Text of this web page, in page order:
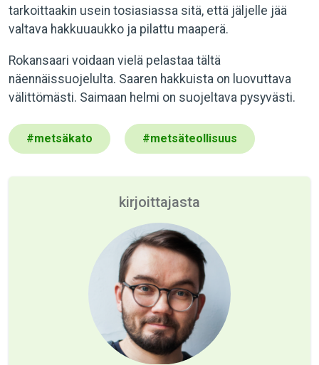
tarkoittaakin usein tosiasiassa sitä, että jäljelle jää
valtava hakkuuaukko ja pilattu maaperä.
Rokansaari voidaan vielä pelastaa tältä
näennäissuojelulta. Saaren hakkuista on luovuttava
välittömästi. Saimaan helmi on suojeltava pysyvästi.
#metsäkato #metsäteollisuus
kirjoittajasta